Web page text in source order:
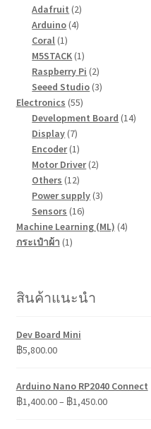
สินค้า
Adafruit 22
Arduino 44
Coral 11
สินค้า
M5STACK 11
สินค้า
Raspberry Pi 22
สินค้า
Seeed Studio 33
Electronics 5555
สินค้า
Development Board 1414
Display 77
สินค้า
Encoder 11
สินค้า
Motor Driver 22
Others 1212
สินค้า
Power supply 33
Sensors 1616
สินค้า
Machine Learning (ML) 44
กระเป๋าผ้า 11
สินค้าแนะนำ
Dev Board Mini
฿5,800.00
Arduino Nano RP2040 Connect
฿1,400.00– ฿1,450.00Price